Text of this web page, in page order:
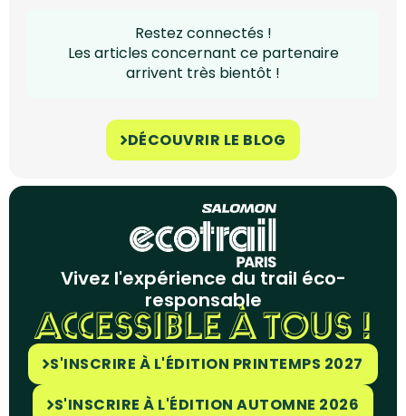
Restez connectés !
Les articles concernant ce partenaire
arrivent très bientôt !
DÉCOUVRIR LE BLOG
Vivez l'expérience du trail éco-
responsable
ACCESSIBLE À TOUS !
S'INSCRIRE À L'ÉDITION PRINTEMPS 2027
S'INSCRIRE À L'ÉDITION AUTOMNE 2026